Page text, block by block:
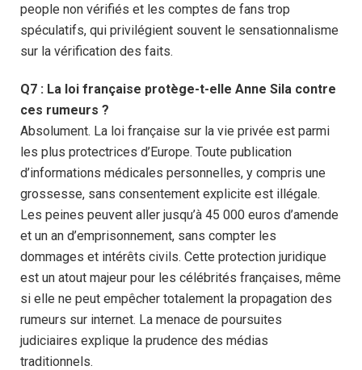
people non vérifiés et les comptes de fans trop
spéculatifs, qui privilégient souvent le sensationnalisme
sur la vérification des faits.
Q7 : La loi française protège-t-elle Anne Sila contre
ces rumeurs ?
Absolument. La loi française sur la vie privée est parmi
les plus protectrices d’Europe. Toute publication
d’informations médicales personnelles, y compris une
grossesse, sans consentement explicite est illégale.
Les peines peuvent aller jusqu’à 45 000 euros d’amende
et un an d’emprisonnement, sans compter les
dommages et intérêts civils. Cette protection juridique
est un atout majeur pour les célébrités françaises, même
si elle ne peut empêcher totalement la propagation des
rumeurs sur internet. La menace de poursuites
judiciaires explique la prudence des médias
traditionnels.